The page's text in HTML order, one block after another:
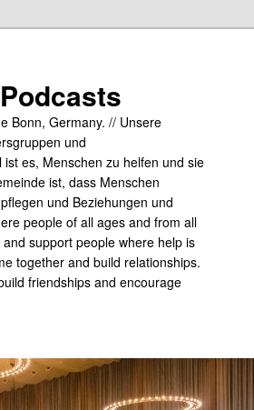
Bonn, Germany. // Unsere
und
es, Menschen zu helfen und sie
ist, dass Menschen
und Beziehungen und
people of all ages and from all
support people where help is
together and build relationships.
friendships and encourage